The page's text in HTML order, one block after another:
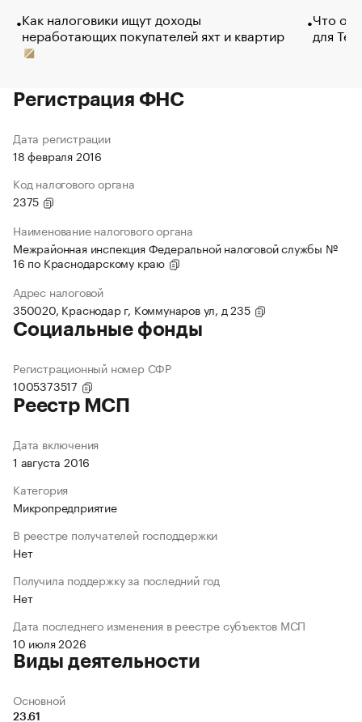
Как налоговики ищут доходы
неработающих покупателей яхт и квартир
Что
для
Регистрация ФНС
Дата регистрации
18 февраля 2016
Код налогового органа
2375
Наименование налогового органа
Межрайонная инспекция Федеральной налоговой службы №
16 по Краснодарскому краю
Адрес налоговой
350020, Краснодар г, Коммунаров ул, д 235
Социальные фонды
Регистрационный номер СФР
1005373517
Реестр МСП
Дата включения
1 августа 2016
Категория
Микропредприятие
В реестре получателей господдержки
Нет
Получила поддержку за последний год
Нет
Дата последнего изменения в реестре субъектов МСП
10 июля 2026
Виды деятельности
Основной
23.61